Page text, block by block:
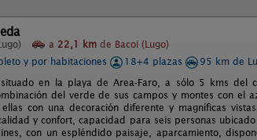
a 22,1 km de Bacoi (Lugo)
y por habitaciones
18+4 plazas
95 km de
situado en la playa de Area-Faro, a sólo 5 kms
del verde de sus campos y montes con el
ellas con una decoración diferente y magníficas
y confort, capacidad para seis personas
con un espléndido paisaje, aparcamiento,